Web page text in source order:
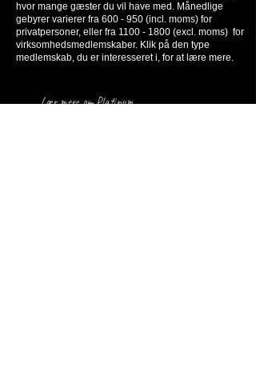
hvor mange gæster du vil have med. Månedlige
gebyrer varierer fra 600 - 950 (incl. moms) for
privatpersoner, eller fra 1100 - 1800 (excl. moms) for
virksomhedsmedlemskaber. Klik på den type
medlemskab, du er interesseret i, for at lære mere.
Lær mere om Platinum